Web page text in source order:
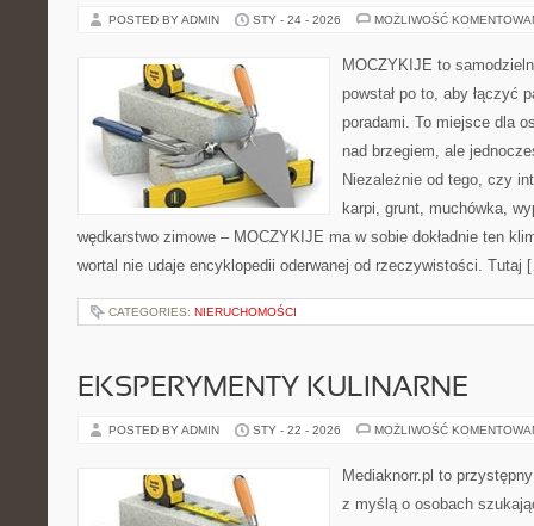
POSTED BY ADMIN STY - 24 - 2026 MOŻLIWOŚĆ
MOCZYKIJE to
powstał po to, aby łączyć
poradami. To miejsce dla
nad brzegiem, ale
Niezależnie od tego, czy
karpi, grunt, muchówka,
wędkarstwo zimowe – MOCZYKIJE ma w sobie dokładnie ten
wortal nie udaje encyklopedii oderwanej od rzeczywistości. Tutaj
CATEGORIES: NIERUCHOMOŚCI
EKSPERYMENTY KULINARNE
POSTED BY ADMIN STY - 22 - 2026 MOŻLIWOŚĆ
Mediaknorr.pl to
z myślą o osobach